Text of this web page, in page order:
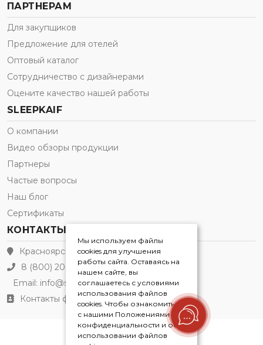
Мы используем файлы
cookies для улучшения
работы сайта. Оставаясь на
нашем сайте, вы
соглашаетесь с условиями
использования файлов
cookies. Чтобы ознакомиться
с нашими Положениями о
конфиденциальности и об
использовании файлов
ПАРТНЕРАМ
Для закупщиков
Предложение для отелей
Оптовый каталог
Сотрудничество с дизайнерами
Оцените качество нашей работы
SLEEPKAIF
О компании
Видео обзоры продукции
Партнеры
Частые вопросы
Наш блог
Сертификаты
КОНТАКТЫ
Красноярск
8 (800) 200-21-91
Email: info@sleepkaif.ru
Контакты филиалов
Sleepkaif® 2026